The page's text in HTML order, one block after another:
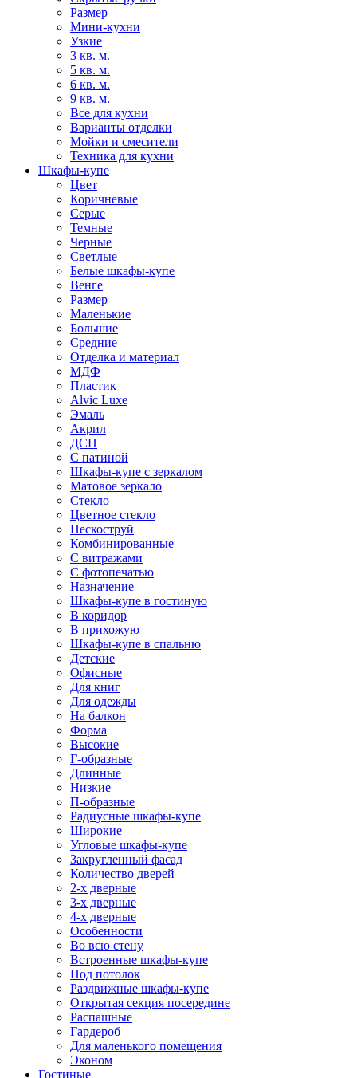
Размер
Мини-кухни
Узкие
3 кв. м.
5 кв. м.
6 кв. м.
9 кв. м.
Все для кухни
Варианты отделки
Мойки и смесители
Техника для кухни
Шкафы-купе
Цвет
Коричневые
Серые
Темные
Черные
Светлые
Белые шкафы-купе
Венге
Размер
Маленькие
Большие
Средние
Отделка и материал
МДФ
Пластик
Alvic Luxe
Эмаль
Акрил
ДСП
С патиной
Шкафы-купе с зеркалом
Матовое зеркало
Стекло
Цветное стекло
Пескоструй
Комбинированные
С витражами
С фотопечатью
Назначение
Шкафы-купе в гостиную
В коридор
В прихожую
Шкафы-купе в спальню
Детские
Офисные
Для книг
Для одежды
На балкон
Форма
Высокие
Г-образные
Длинные
Низкие
П-образные
Радиусные шкафы-купе
Широкие
Угловые шкафы-купе
Закругленный фасад
Количество дверей
2-х дверные
3-х дверные
4-х дверные
Особенности
Во всю стену
Встроенные шкафы-купе
Под потолок
Раздвижные шкафы-купе
Открытая секция посередине
Распашные
Гардероб
Для маленького помещения
Эконом
Гостиные